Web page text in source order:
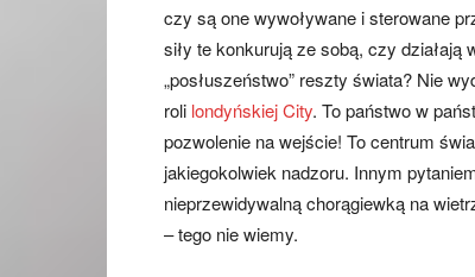
czy są one wywoływane i sterowane
siły te konkurują ze sobą, czy
„posłuszeństwo” reszty świata? Nie
roli londyńskiej City. To państwo w
pozwolenie na wejście! To centrum
jakiegokolwiek nadzoru. Innym
nieprzewidywalną chorągiewką na
– tego nie wiemy.